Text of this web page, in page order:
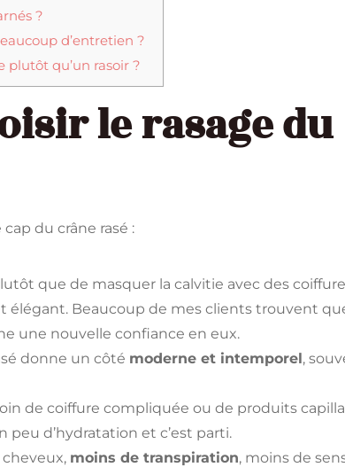
?
d’entretien ?
qu’un rasoir ?
le rasage du
du crâne rasé :
que de masquer la calvitie avec des
élégant. Beaucoup de mes clients trouvent
une nouvelle confiance en eux.
donne un côté moderne et intemporel,
de coiffure compliquée ou de produits
peu d’hydratation et c’est parti.
cheveux, moins de transpiration, moins de